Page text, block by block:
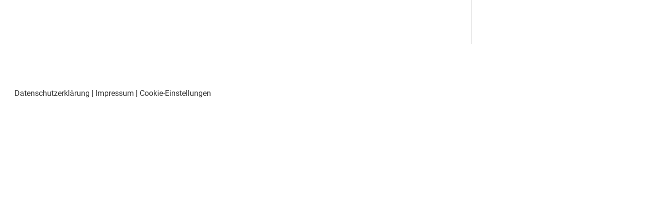
Datenschutzerklärung | Impressum | Cookie-Einstellungen